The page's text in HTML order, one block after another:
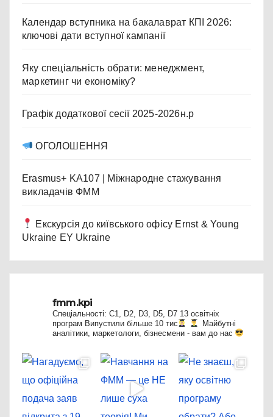
Календар вступника на бакалаврат КПІ 2026:
ключові дати вступної кампанії
Яку спеціальність обрати: менеджмент,
маркетинг чи економіку?
Графік додаткової сесії 2025-2026н.р
ОГОЛОШЕННЯ
Erasmus+ KA107 | Міжнародне стажування
викладачів ФММ
Екскурсія до київського офісу Ernst & Young
Ukraine EY Ukraine
fmm.kpi
Спеціальності: C1, D2, D3, D5, D7 13 освітніх
програм Випустили більше 10 тис
Майбутні
аналітики, маркетологи, бізнесмени - вам до нас